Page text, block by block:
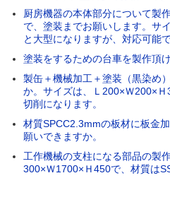
厨房機器の本体部分について製
で、塗装までお願いします。サ
と大型になりますが、対応可能で
塗装をするための台車を製作頂け
製缶＋機械加工＋塗装（黒染め
か。サイズは、Ｌ200×Ｗ200×
切削になります。
材質SPCC2.3mmの板材に板金
願いできますか。
工作機械の支柱になる部品の製
300×Ｗ1700×Ｈ450で、材質は